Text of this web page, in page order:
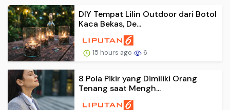
DIY Tempat Lilin Outdoor dari Botol
Kaca Bekas, De...
15 hours ago 6
8 Pola Pikir yang Dimiliki Orang
Tenang saat Mengh...